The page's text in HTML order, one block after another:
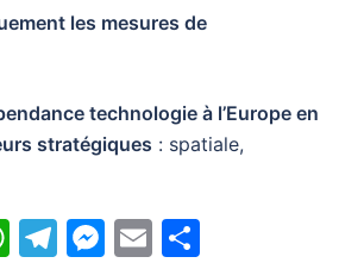
les mesures de
technologie à l’Europe en
stratégiques : spatiale,
WhatsApp
Telegram
Messenger
Email